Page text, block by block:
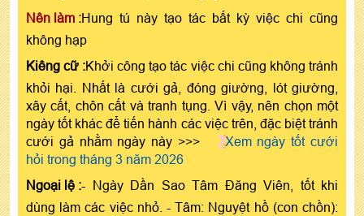
Nên làm :Hung tú này tạo tác bất kỳ việc chi cũng
không hạp
Kiêng cữ :Khởi công tạo tác việc chi cũng không tránh
khỏi hại. Nhất là cưới gả, đóng giường, lót giường,
xây cất, chôn cất và tranh tụng. Vì vậy, nên chọn một
ngày tốt khác để tiến hành các việc trên, đặc biệt tránh
cưới gả nhằm ngày này >>>
Xem ngày tốt cưới
hỏi trong tháng 3 năm 2026
Ngoại lệ :- Ngày Dần Sao Tâm Đăng Viên, tốt khi
dùng làm các việc nhỏ. - Tâm: Nguyệt hồ (con chồn):